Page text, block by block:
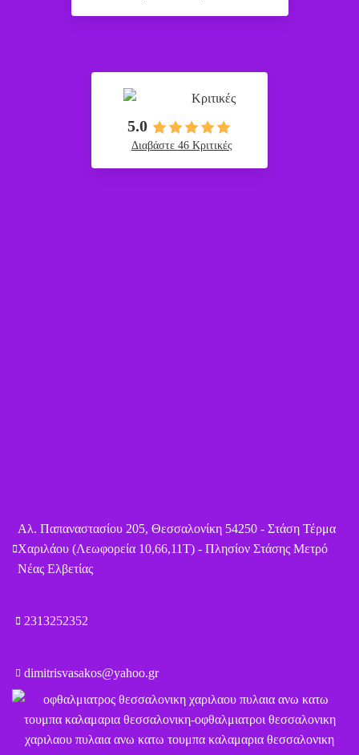
Κριτικές
5.0
Διαβάστε 46 Κριτικές
Αλ. Παπαναστασίου 205, Θεσσαλονίκη 54250 - Στάση Τέρμα
Χαριλάου (Λεωφορεία 10,66,11Τ) - Πλησίον Στάσης Μετρό
Νέας Ελβετίας
2313252352
dimitrisvasakos@yahoo.gr